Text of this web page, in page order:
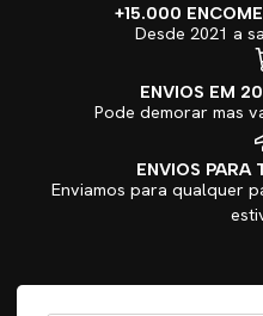
+15.000
Desde 2021 a
ENVIOS EM
Pode demorar mas
ENVIOS PARA
Enviamos para qualquer